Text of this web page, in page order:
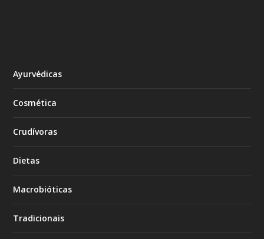
Ayurvédicas
Cosmética
Crudívoras
Dietas
Macrobióticas
Tradicionais